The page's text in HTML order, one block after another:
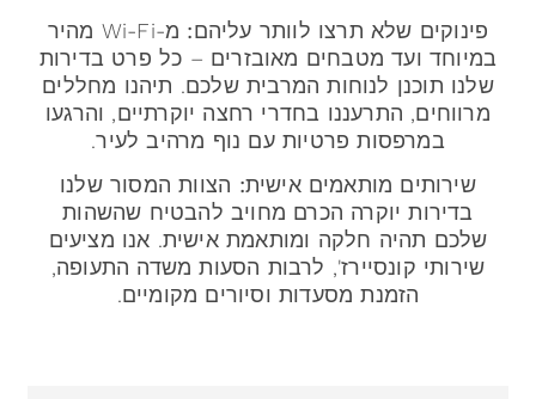
פינוקים שלא תרצו לוותר עליהם:
מ-Wi-Fi מהיר
במיוחד ועד מטבחים מאובזרים – כל פרט בדירות
שלנו תוכנן לנוחות המרבית שלכם. תיהנו מחללים
מרווחים, התרעננו בחדרי רחצה יוקרתיים, והרגעו
במרפסות פרטיות עם נוף מרהיב לעיר.
שירותים מותאמים אישית: הצוות המסור שלנו
בדירות יוקרה הכרם מחויב להבטיח שהשהות
שלכם תהיה חלקה ומותאמת אישית. אנו מציעים
שירותי קונסיירז', לרבות הסעות משדה התעופה,
הזמנת מסעדות וסיורים מקומיים.